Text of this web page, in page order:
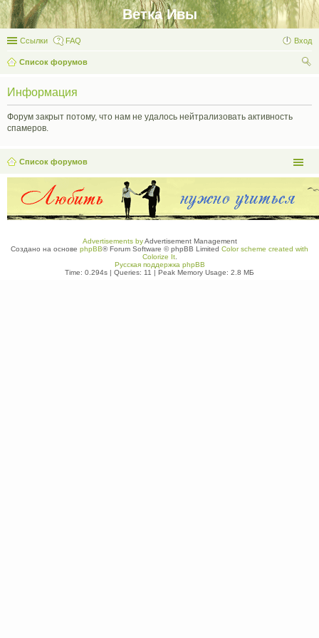
Ветка Ивы
Ссылки FAQ Вход
Список форумов
Информация
Форум закрыт потому, что нам не удалось нейтрализовать активность
спамеров.
Список форумов
Advertisements byAdvertisement Management
Создано на основе phpBB® Forum Software © phpBB Limited Color scheme created with
Colorize It.
Русская поддержка phpBB
Time: 0.294s | Queries: 11 | Peak Memory Usage: 2.8 МБ